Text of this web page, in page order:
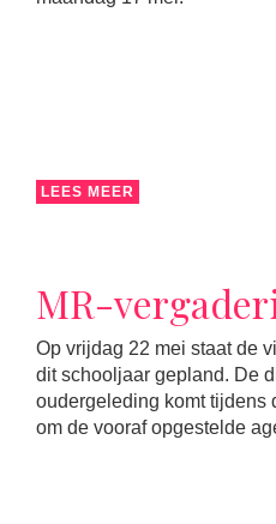
LEES MEER
MR-
Op vrijdag 22 mei staat de
dit schooljaar gepland. De
oudergeleding komt tijdens
om de vooraf opgestelde